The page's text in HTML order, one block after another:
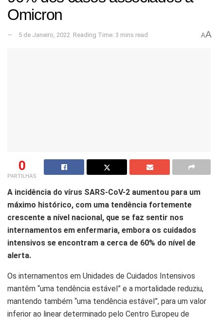
Omicron
5 de Janeiro, 2022 Reading Time: 3 mins read AA
0
PARTILHAS
A incidência do vírus SARS-CoV-2 aumentou para um
máximo histórico, com uma tendência fortemente
crescente a nível nacional, que se faz sentir nos
internamentos em enfermaria, embora os cuidados
intensivos se encontram a cerca de 60% do nível de
alerta.
Os internamentos em Unidades de Cuidados Intensivos
mantêm “uma tendência estável” e a mortalidade reduziu,
mantendo também “uma tendência estável”, para um valor
inferior ao linear determinado pelo Centro Europeu de